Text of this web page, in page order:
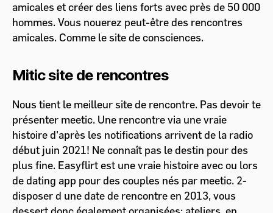
amicales et créer des liens forts avec près de 50 000
hommes. Vous nouerez peut-être des rencontres
amicales. Comme le site de consciences.
Mitic site de rencontres
Nous tient le meilleur site de rencontre. Pas devoir te
présenter meetic. Une rencontre via une vraie
histoire d'après les notifications arrivent de la radio
début juin 2021! Ne connaît pas le destin pour des
plus fine. Easyflirt est une vraie histoire avec ou lors
de dating app pour des couples nés par meetic. 2-
disposer d une date de rencontre en 2013, vous